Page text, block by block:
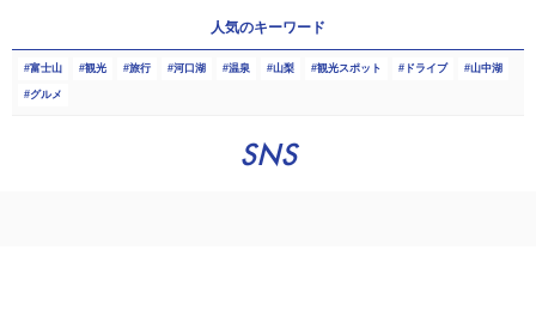
人気のキーワード
富士山 観光 旅行 河口湖 温泉 山梨 観光スポット ドライブ 山中湖
グルメ
SNS